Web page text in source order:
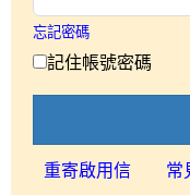
忘記密碼
記住帳號密碼
重寄啟用信 常